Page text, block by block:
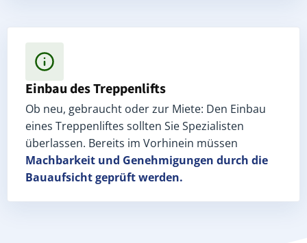
Einbau des Treppenlifts
Ob neu, gebraucht oder zur Miete: Den Einbau
eines Treppenliftes sollten Sie Spezialisten
überlassen. Bereits im Vorhinein müssen
Machbarkeit und Genehmigungen durch die
Bauaufsicht geprüft werden.